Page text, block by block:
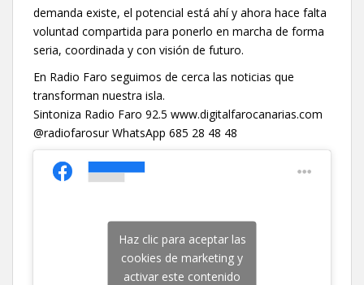
demanda existe, el potencial está ahí y ahora hace falta
voluntad compartida para ponerlo en marcha de forma
seria, coordinada y con visión de futuro.
En Radio Faro seguimos de cerca las noticias que
transforman nuestra isla.
Sintoniza Radio Faro 92.5 www.digitalfarocanarias.com
@radiofarosur WhatsApp 685 28 48 48
Haz clic para aceptar las
cookies de marketing y
activar este contenido